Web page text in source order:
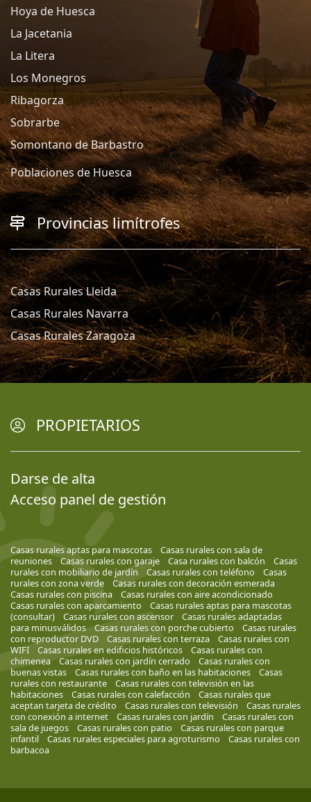
Hoya de Huesca
La Jacetania
La Litera
Los Monegros
Ribagorza
Sobrarbe
Somontano de Barbastro
Poblaciones de Huesca
Provincias limítrofes
Casas Rurales Lleida
Casas Rurales Navarra
Casas Rurales Zaragoza
PROPIETARIOS
Darse de alta
Acceso panel de gestión
Casas rurales aptas para mascotas
Casas rurales con sala de
reuniones
Casas rurales con garaje Casa rurales con balcón
Casas
rurales con mobiliario de jardín
Casas rurales con teléfono
Casas
rurales con zona verde
Casas rurales con decoración esmerada
Casas rurales con piscina
Casas rurales con aire acondicionado
Casas rurales con aparcamiento
Casas rurales aptas para mascotas
(consultar)
Casas rurales con ascensor
Casas rurales adaptadas
para minusválidos
Casas rurales con porche cubierto
Casas rurales
con reproductor DVD
Casas rurales con terraza
Casas rurales con
WIFI
Casas rurales en edificios históricos
Casas rurales con
chimenea
Casas rurales con jardín cerrado
Casas rurales con
buenas vistas
Casas rurales con baño en las habitaciones
Casas
rurales con restaurante
Casas rurales con televisión en las
habitaciones
Casas rurales con calefacción
Casas rurales que
aceptan tarjeta de crédito
Casas rurales con televisión
Casas rurales
con conexión a internet
Casas rurales con jardín
Casas rurales con
sala de juegos
Casas rurales con patio
Casas rurales con parque
infantil
Casas rurales especiales para agroturismo
Casas rurales con
barbacoa